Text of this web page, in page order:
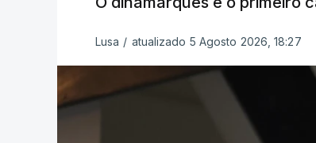
Lusa / atualizado 5 Agosto 2026, 18:27